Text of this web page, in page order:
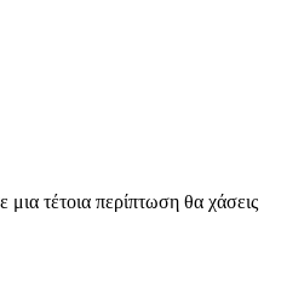
τέτοια περίπτωση θα χάσεις